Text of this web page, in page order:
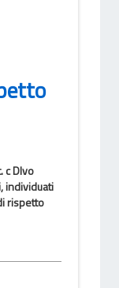
c Dlvo
individuati
rispetto